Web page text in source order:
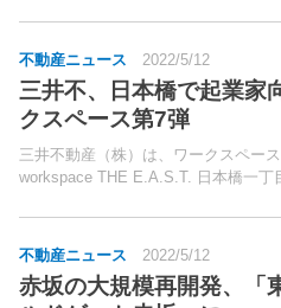
た。
不動産ニュース 2022/5/12
三井不、日本橋で起業家
クスペース第7弾
三井不動産（株）は、ワークスペー
workspace THE E.A.S.T. 日本橋一丁
不動産ニュース 2022/5/12
赤坂の大規模再開発、「